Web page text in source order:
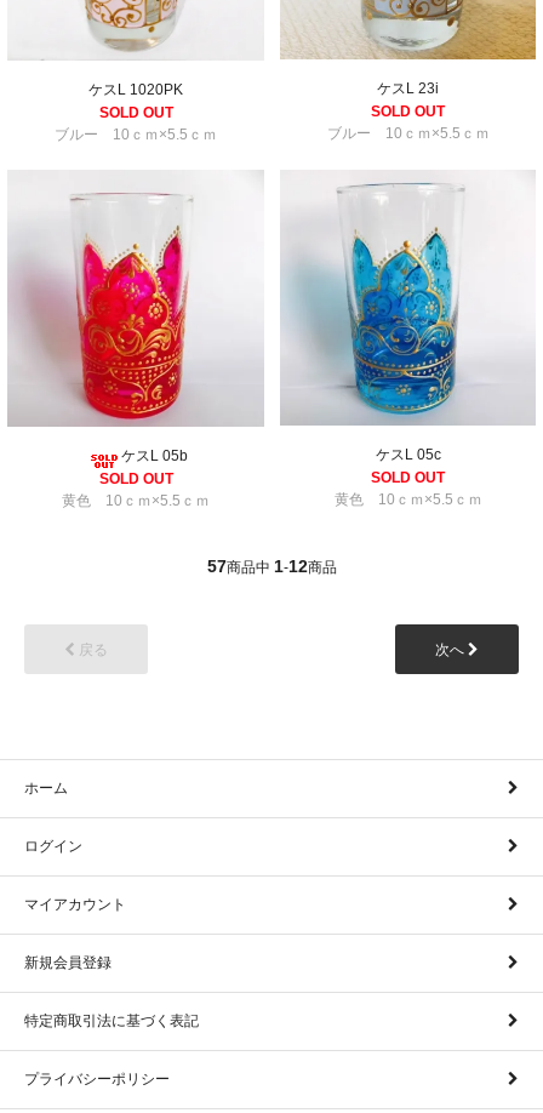
ケスL 1020PK
SOLD OUT
ブルー 10ｃｍ×5.5ｃｍ
ケスL 23i
SOLD OUT
ブルー 10ｃｍ×5.5ｃｍ
ケスL 05b
SOLD OUT
黄色 10ｃｍ×5.5ｃｍ
ケスL 05c
SOLD OUT
黄色 10ｃｍ×5.5ｃｍ
57商品中 1-12商品
戻る 次へ
ホーム
ログイン
マイアカウント
新規会員登録
特定商取引法に基づく表記
プライバシーポリシー